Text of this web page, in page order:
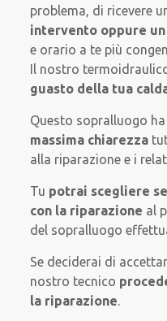
problema, di ricevere
intervento oppure
e orario a te più
Il nostro
guasto della tua
Questo sopralluogo
massima chiarezza
alla riparazione e i
Tu potrai scegliere
con la riparazione al
del sopralluogo
Se deciderai di
nostro tecnico
la riparazione.